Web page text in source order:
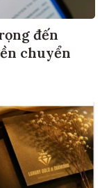
đến
chuyển